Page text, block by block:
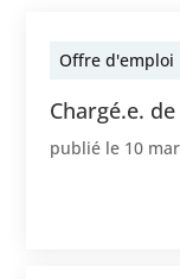
Offre d'emploi
Chargé.e.
publié le 10